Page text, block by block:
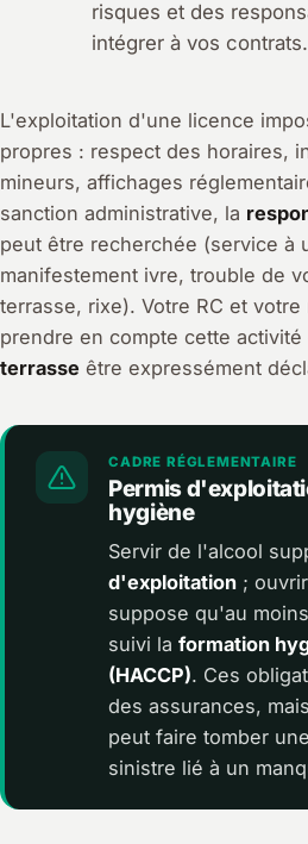
risques et des
intégrer à vos contrats.
L'exploitation d'une licence
propres : respect des horaires,
mineurs, affichages
sanction administrative, la
peut être recherchée (service à
manifestement ivre, trouble de
terrasse, rixe). Votre RC et
prendre en compte cette
terrasse être expressément
CADRE RÉGLEMENTAIRE
Permis
hygiène
Servir de l'alcool
d'exploitation ;
suppose qu'au
suivi laformation
(HACCP). Ces
des assurances,
peut faire tomber
sinistre lié à un